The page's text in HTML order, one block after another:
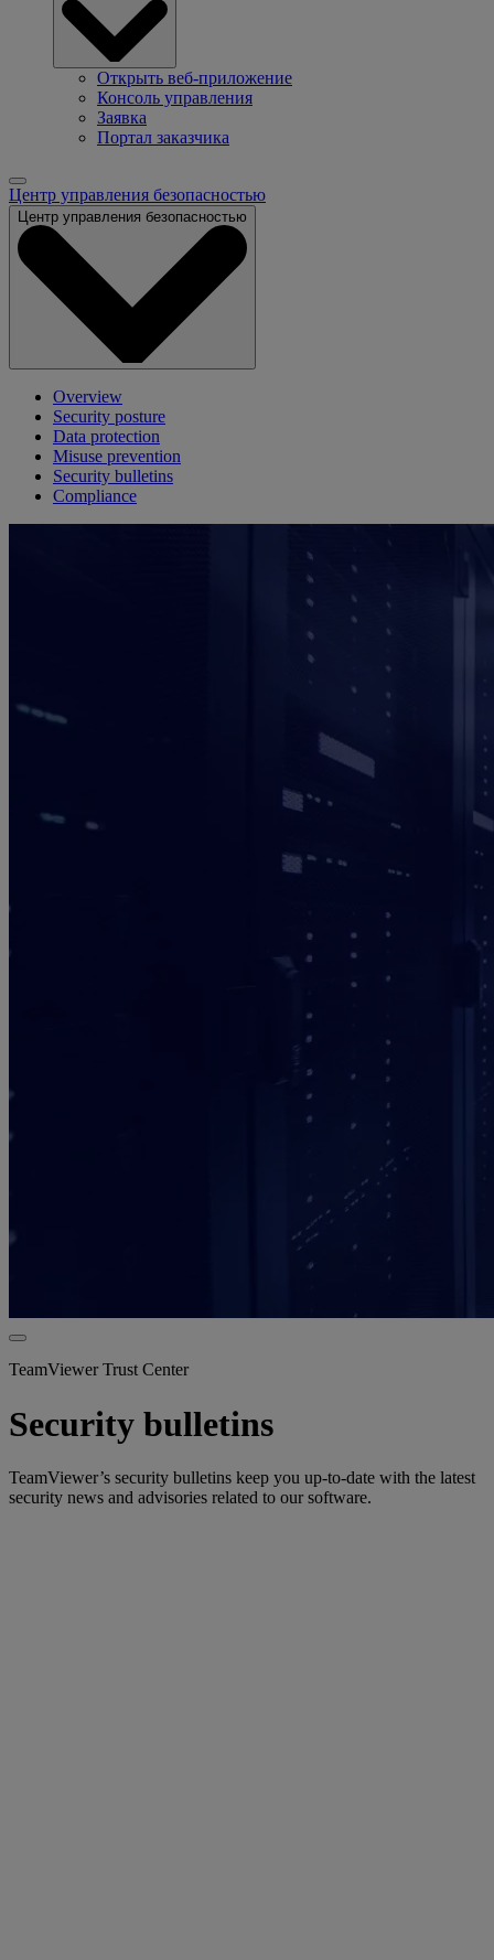
Открыть веб-приложение
Консоль управления
Заявка
Портал заказчика
Центр управления безопасностью
Центр управления безопасностью
Overview
Security posture
Data protection
Misuse prevention
Security bulletins
Compliance
TeamViewer Trust Center
Security bulletins
TeamViewer’s security bulletins keep you up-to-date with the latest
security news and advisories related to our software.